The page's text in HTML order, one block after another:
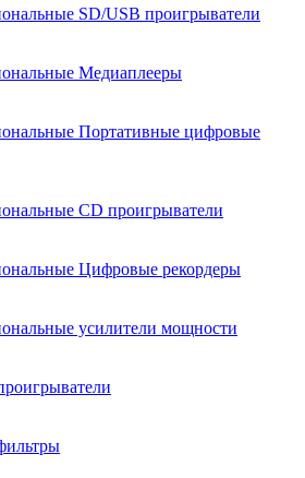
SD/USB проигрыватели
Медиаплееры
Портативные цифровые
СD проигрыватели
Цифровые рекордеры
усилители мощности